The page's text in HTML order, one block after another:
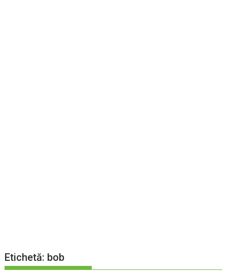
Etichetă: bob